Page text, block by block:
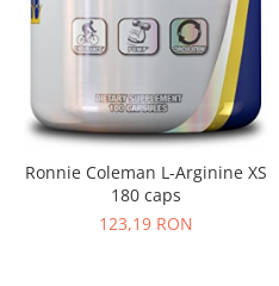
Ronnie Coleman L-Arginine XS
180 caps
123,19 RON